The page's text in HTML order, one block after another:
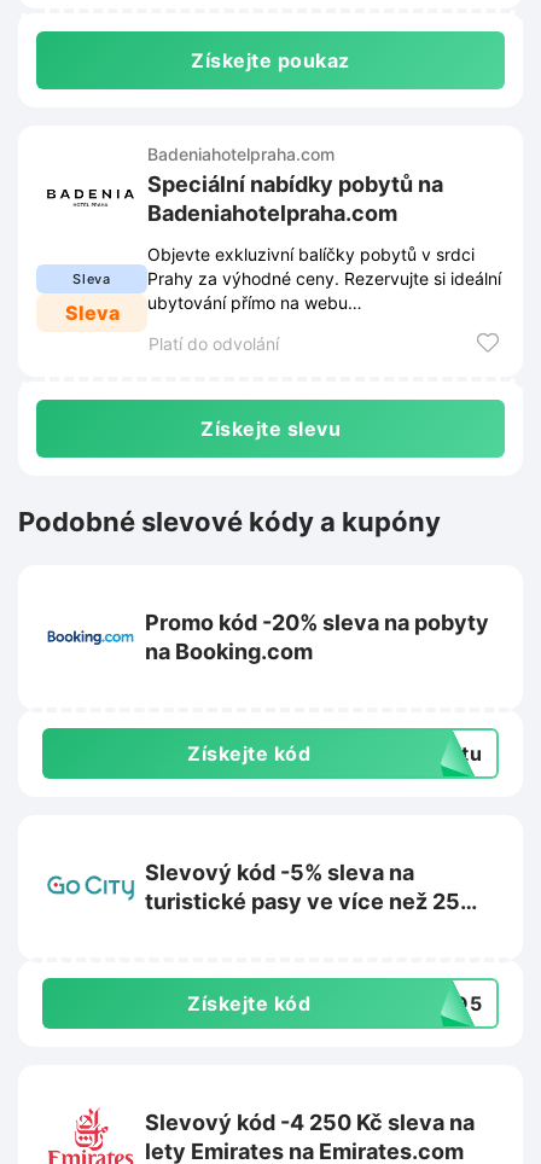
Získejte poukaz
Sleva
Sleva
Badeniahotelpraha.com
Speciální nabídky pobytů na
Badeniahotelpraha.com
Objevte exkluzivní balíčky pobytů v srdci
Prahy za výhodné ceny. Rezervujte si ideální
ubytování přímo na webu
Platí do odvolání
Získejte slevu
Podobné slevové kódy a kupóny
Promo kód -20% sleva na pobyty
na Booking.com
Získejte kód extu
Slevový kód -5% sleva na
turistické pasy ve více než 25
Získejte kód SGO5
Slevový kód -4 250 Kč sleva na
lety Emirates na Emirates.com